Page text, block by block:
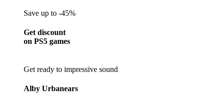
Save up to -45%
Get discount
on PS5 games
Get ready to impressive sound
Alby Urbanears